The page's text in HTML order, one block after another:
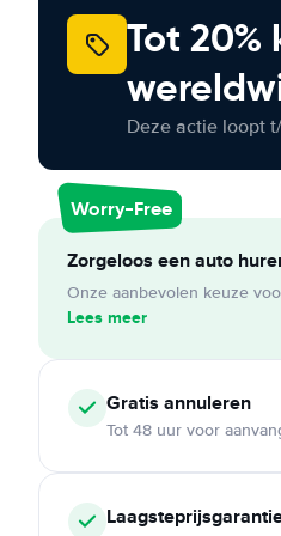
Tot
Deze actie loopt
Worry-Free
Zorgeloos een auto
Onze aanbevolen keuze
Lees meer
Gratis annuleren
Tot 48 uur voor